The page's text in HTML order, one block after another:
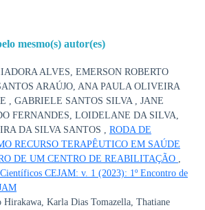
mesmo(s) autor(es)
ALVES, EMERSON ROBERTO
ARAÚJO, ANA PAULA OLIVEIRA
, GABRIELE SANTOS SILVA , JANE
FERNANDES, LOIDELANE DA SILVA,
DA SILVA SANTOS , RODA DE
RECURSO TERAPÊUTICO EM SAÚDE
DE UM CENTRO DE REABILITAÇÃO
CEJAM: v. 1 (2023): 1º Encontro de
Hirakawa, Karla Dias Tomazella, Thatiane